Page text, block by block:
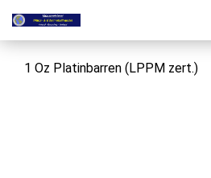
1 Oz Platinbarren (LPPM zert.)